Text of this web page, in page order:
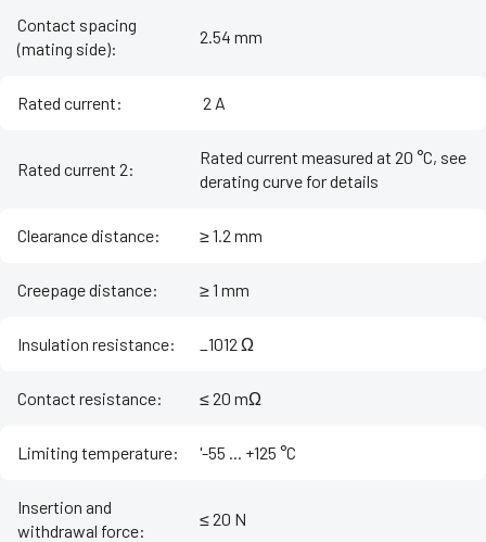
Contact spacing
(mating side):
2.54 mm
Rated current: ‌ 2 A
Rated current 2:
Rated current measured at 20 °C, see
derating curve for details
Clearance distance: ≥ 1.2 mm
Creepage distance: ≥ 1 mm
Insulation resistance: _1012 Ω
Contact resistance: ≤ 20 mΩ
Limiting temperature: '-55 ... +125 °C
Insertion and
withdrawal force:
≤ 20 N